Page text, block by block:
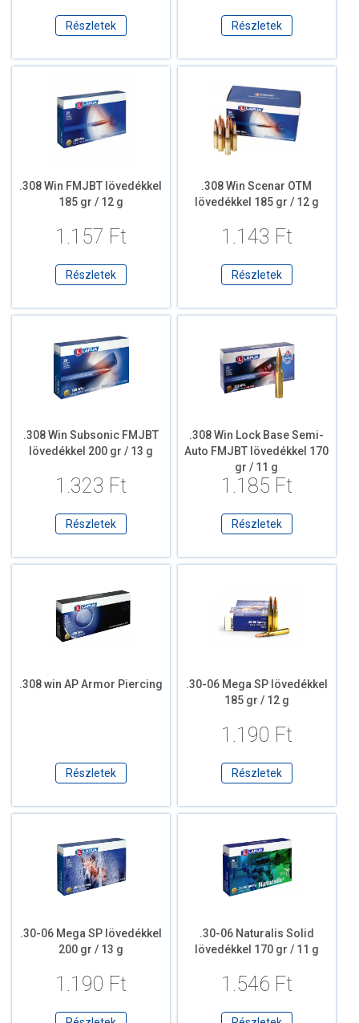
Részletek Részletek
.308 Win FMJBT lövedékkel
185 gr / 12 g
1.157 Ft
Részletek
.308 Win Scenar OTM
lövedékkel 185 gr / 12 g
1.143 Ft
Részletek
.308 Win Subsonic FMJBT
lövedékkel 200 gr / 13 g
1.323 Ft
Részletek
.308 Win Lock Base Semi-
Auto FMJBT lövedékkel 170
gr / 11 g
1.185 Ft
Részletek
.308 win AP Armor Piercing
Részletek
.30-06 Mega SP lövedékkel
185 gr / 12 g
1.190 Ft
Részletek
.30-06 Mega SP lövedékkel
200 gr / 13 g
1.190 Ft
.30-06 Naturalis Solid
lövedékkel 170 gr / 11 g
1.546 Ft